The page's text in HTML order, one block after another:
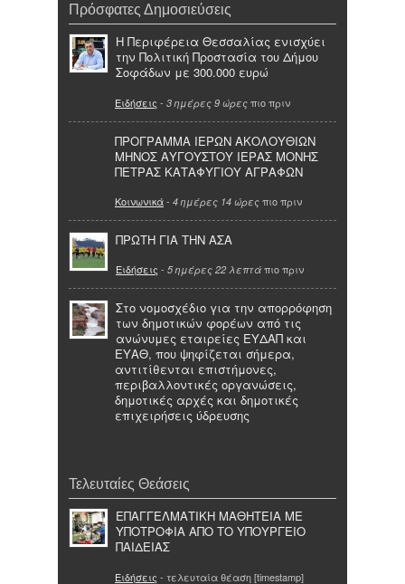
Πρόσφατες Δημοσιεύσεις
Η Περιφέρεια Θεσσαλίας ενισχύει
την Πολιτική Προστασία του Δήμου
Σοφάδων με 300.000 ευρώ
Ειδήσεις - 3 ημέρες 9 ώρες πιο πριν
ΠΡΟΓΡΑΜΜΑ ΙΕΡΩΝ ΑΚΟΛΟΥΘΙΩΝ
ΜΗΝΟΣ ΑΥΓΟΥΣΤΟΥ ΙΕΡΑΣ ΜΟΝΗΣ
ΠΕΤΡΑΣ ΚΑΤΑΦΥΓΙΟΥ ΑΓΡΑΦΩΝ
Κοινωνικά- 4 ημέρες 14 ώρες πιο πριν
ΠΡΩΤΗ ΓΙΑ ΤΗΝ ΑΣΑ
Ειδήσεις - 5 ημέρες 22 λεπτά πιο πριν
Στο νομοσχέδιο για την απορρόφηση
των δημοτικών φορέων από τις
ανώνυμες εταιρείες ΕΥΔΑΠ και
ΕΥΑΘ, που ψηφίζεται σήμερα,
αντιτίθενται επιστήμονες,
περιβαλλοντικές οργανώσεις,
δημοτικές αρχές και δημοτικές
επιχειρήσεις ύδρευσης
Τελευταίες Θεάσεις
ΕΠΑΓΓΕΛΜΑΤΙΚΗ ΜΑΘΗΤΕΙΑ ΜΕ
ΥΠΟΤΡΟΦΙΑ ΑΠΟ ΤΟ ΥΠΟΥΡΓΕΙΟ
ΠΑΙΔΕΙΑΣ
Ειδήσεις - τελευταία θέαση [timestamp]